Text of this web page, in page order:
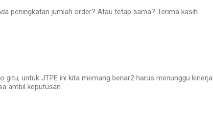
peningkatan jumlah order? Atau tetap sama? Terima kasih
gitu, untuk JTPE ini kita memang benar2 harus menunggu kinerja
ambil keputusan.